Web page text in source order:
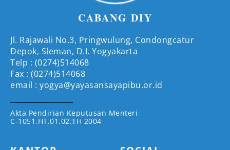
CABANG DIY
Jl. Rajawali No.3, Pringwulung, Condongcatur
Depok, Sleman, D.I. Yogyakarta
Telp : (0274)514068
Fax : (0274)514068
email : yogya@yayasansayapibu.or.id
Akta Pendirian Keputusan Menteri
C-1051.HT.01.02.TH 2004